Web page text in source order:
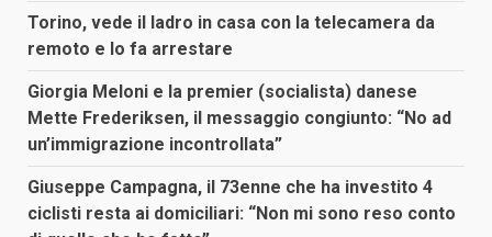
Torino, vede il ladro in casa con la telecamera da
remoto e lo fa arrestare
Giorgia Meloni e la premier (socialista) danese
Mette Frederiksen, il messaggio congiunto: “No ad
un’immigrazione incontrollata”
Giuseppe Campagna, il 73enne che ha investito 4
ciclisti resta ai domiciliari: “Non mi sono reso conto